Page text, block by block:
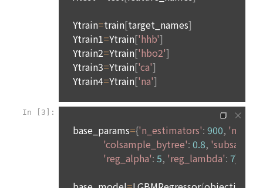
면에 게시하거나 기타의 방법으로 "회원"에게 공지해야 한다.
2. "회사"는 약관의규제등에관한법률, 전기통신기본법, 전기통
신사업법, 정보통신망이용촉진등에관한법률, 전자상거래 등에
서의 소비자보호에 관한 법률, 전자문서 및 전자거래기본법, 전
자금융거래법, 전자서명법, 소비자기본법, 개인정보보호법 등
관련법을 위배하지 않는 범위에서 이 약관을 개정할 수 있다.
“별도약관”)을 둘 수 있으며, 그 내용이 이 약관과 충돌하는 경우
“별도약관”이 우선하여 적용된다.
4. “회사”의 영업상 중요한 사유 또는 관계 법령에 의한 변경사
유가 있을 때, 약관을 변경할 수 있으며, 약관을 개정할 경우에는
적용일자 및 개정사유를 명시하여 현행 약관과 함께 “회사” 홈페
4) 고용 및 취업동향 파악을 위한 통계학적 분석, 서비스 고도화
를 위한 데이터 분석
가. 수집하는 개인정보의 항목
1) 회원가입 시 수집하는 항목
필수 항목 : 아이디, 비밀번호, 이름, 닉네임, 이메일
선택 항목 : 휴대폰번호, 생년월일, 국가, 직업